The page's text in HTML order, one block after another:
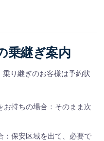
乗継ぎ案内
り継ぎのお客様は予約状
お持ちの場合：そのまま次
：保安区域を出て、必要で